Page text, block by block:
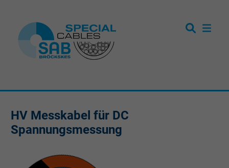
HV Messkabel für DC
Spannungsmessung